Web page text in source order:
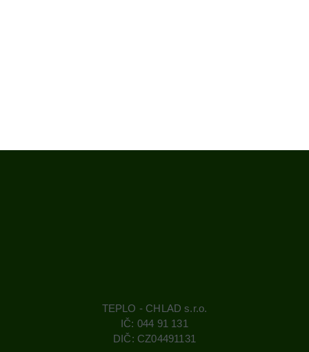
TEPLO - CHLAD s.r.o.
IČ: 044 91 131
DIČ: CZ04491131